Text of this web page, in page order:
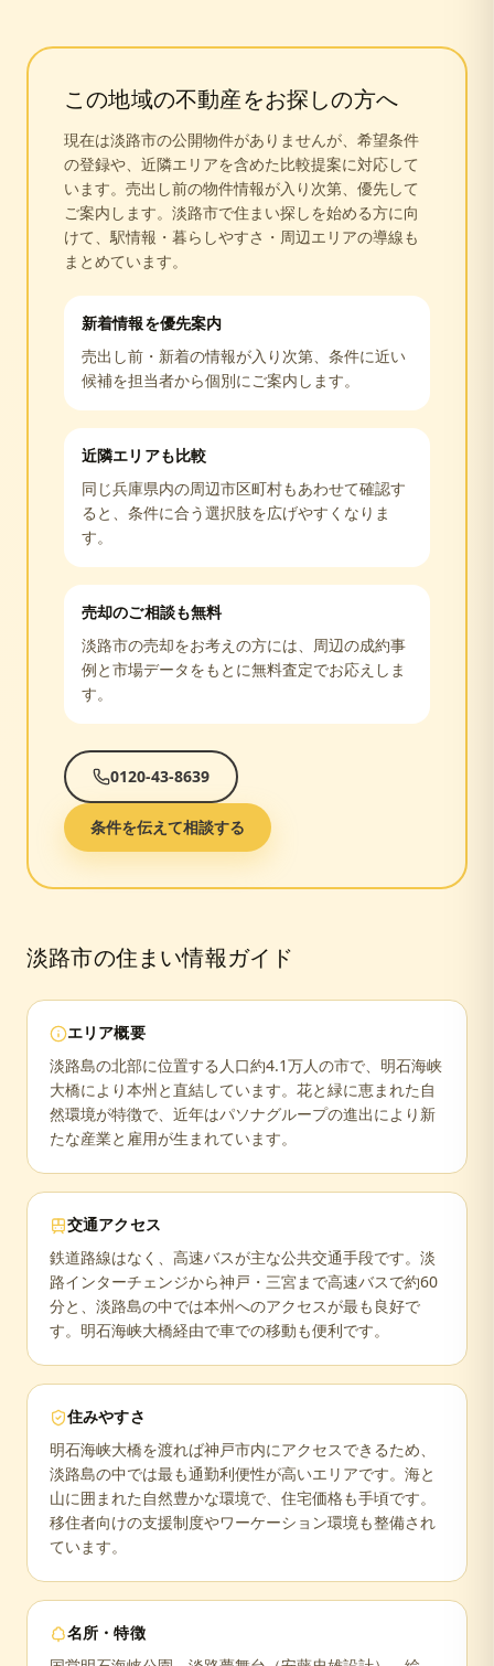
この地域の不動産をお探しの方へ
現在は淡路市の公開物件がありませんが、希望条件
の登録や、近隣エリアを含めた比較提案に対応して
います。売出し前の物件情報が入り次第、優先して
ご案内します。 淡路市で住まい探しを始める方に向
けて、駅情報・暮らしやすさ・周辺エリアの導線も
まとめています。
新着情報を優先案内
売出し前・新着の情報が入り次第、条件に近い
候補を担当者から個別にご案内します。
近隣エリアも比較
同じ兵庫県内の周辺市区町村もあわせて確認す
ると、条件に合う選択肢を広げやすくなりま
す。
売却のご相談も無料
淡路市の売却をお考えの方には、周辺の成約事
例と市場データをもとに無料査定でお応えしま
す。
0120-43-8639
条件を伝えて相談する
淡路市の住まい情報ガイド
エリア概要
淡路島の北部に位置する人口約4.1万人の市で、明石海峡
大橋により本州と直結しています。花と緑に恵まれた自
然環境が特徴で、近年はパソナグループの進出により新
たな産業と雇用が生まれています。
交通アクセス
鉄道路線はなく、高速バスが主な公共交通手段です。淡
路インターチェンジから神戸・三宮まで高速バスで約60
分と、淡路島の中では本州へのアクセスが最も良好で
す。明石海峡大橋経由で車での移動も便利です。
住みやすさ
明石海峡大橋を渡れば神戸市内にアクセスできるため、
淡路島の中では最も通勤利便性が高いエリアです。海と
山に囲まれた自然豊かな環境で、住宅価格も手頃です。
移住者向けの支援制度やワーケーション環境も整備され
ています。
名所・特徴